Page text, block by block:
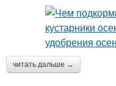
читать дальше →